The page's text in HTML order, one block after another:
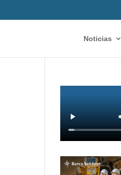
Noticias